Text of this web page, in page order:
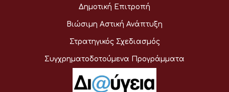
Δημοτική Επιτροπή
Βιώσιμη Αστική Ανάπτυξη
Στρατηγικός Σχεδιασμός
Συγχρηματοδοτούμενα Προγράμματα